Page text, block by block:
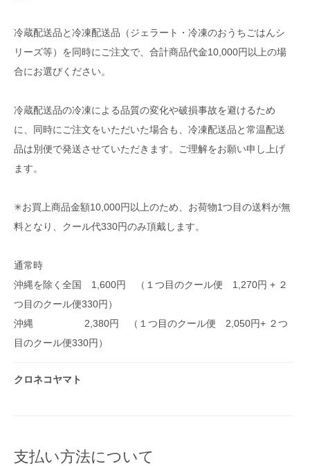
冷蔵配送品と冷凍配送品（ジェラート・冷凍のおうちごはんシ
リーズ等）を同時にご注文で、合計商品代金10,000円以上の場
合にお選びください。
冷蔵配送品の冷凍による品質の変化や破損事故を避けるため
に、同時にご注文をいただいた場合も、冷凍配送品と常温配送
品は別便で発送させていただきます。ご理解をお願い申し上げ
ます。
✳︎お買上商品金額10,000円以上のため、お荷物1つ目の送料が無
料となり、クール代330円のみ頂戴します。
通常時
沖縄を除く全国 1,600円 （１つ目のクール便 1,270円 + ２
つ目のクール便330円）
沖縄 2,380円 （１つ目のクール便 2,050円+ ２つ
目のクール便330円）
クロネコヤマト
支払い方法について